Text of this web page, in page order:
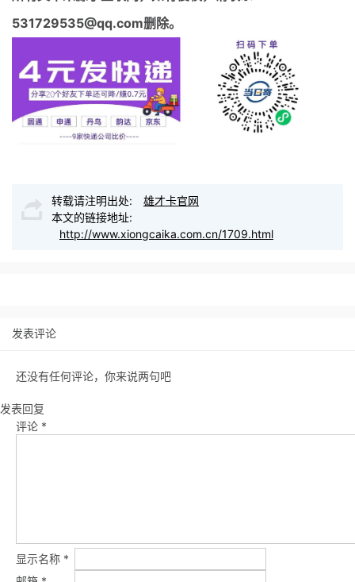
531729535@qq.com删除。
转载请注明出处:
雄才卡官网
本文的链接地址:
http://www.xiongcaika.com.cn/1709.html
发表评论
还没有任何评论，你来说两句吧
发表回复
评论 *
显示名称 *